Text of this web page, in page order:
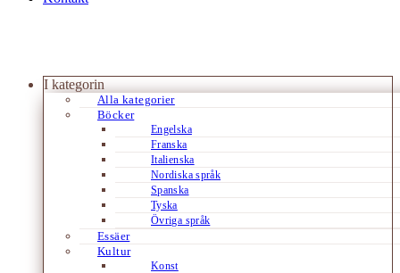
I kategorin
Alla kategorier
Böcker
Engelska
Franska
Italienska
Nordiska språk
Spanska
Tyska
Övriga språk
Essäer
Kultur
Konst